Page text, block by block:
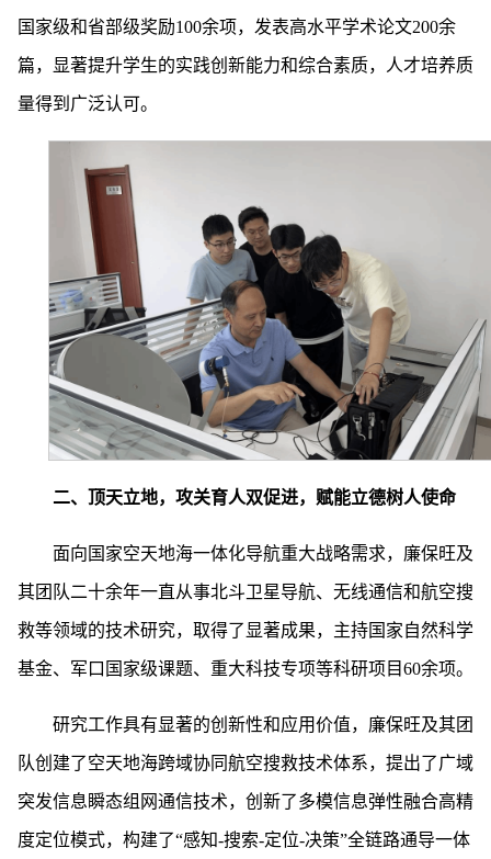
国家级和省部级奖励100余项，发表高水平学术论文200余
篇，显著提升学生的实践创新能力和综合素质，人才培养质
量得到广泛认可。
二、顶天立地，攻关育人双促进，赋能立德树人使命
面向国家空天地海一体化导航重大战略需求，廉保旺及
其团队二十余年一直从事北斗卫星导航、无线通信和航空搜
救等领域的技术研究，取得了显著成果，主持国家自然科学
基金、军口国家级课题、重大科技专项等科研项目60余项。
研究工作具有显著的创新性和应用价值，廉保旺及其团
队创建了空天地海跨域协同航空搜救技术体系，提出了广域
突发信息瞬态组网通信技术，创新了多模信息弹性融合高精
度定位模式，构建了“感知-搜索-定位-决策”全链路通导一体